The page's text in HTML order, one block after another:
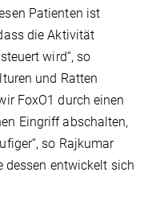
Patienten ist
die Aktivität
wird“, so
und Ratten
FoxO1 durch einen
Eingriff abschalten,
so Rajkumar
dessen entwickelt sich